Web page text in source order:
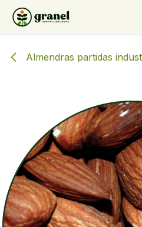
Ir al contenido
Almendras partidas